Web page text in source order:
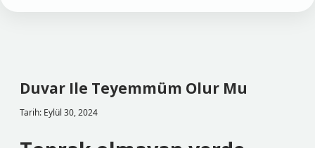
Duvar Ile Teyemmüm Olur Mu
Tarih: Eylül 30, 2024